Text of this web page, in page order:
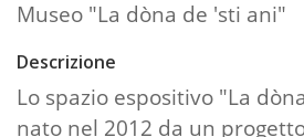
Museo "La dòna de 'sti ani"
Descrizione
Lo spazio espositivo "La
nato nel 2012 da un